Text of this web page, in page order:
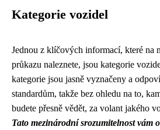
Kategorie vozidel
Jednou z klíčových informací, které na
průkazu naleznete, jsou kategorie
kategorie jsou jasně vyznačeny a
standardům, takže bez ohledu na to,
budete přesně vědět, za volant jakého
Tato mezinárodní srozumitelnost vám